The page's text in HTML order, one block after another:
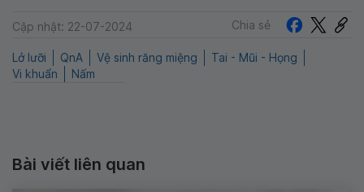
Cập nhật: 22-07-2024 Chia sẻ
Lở lưỡi QnA Vệ sinh răng miệng
Tai - Mũi - Họng
Vi khuẩn
Nấm
Bài viết liên quan